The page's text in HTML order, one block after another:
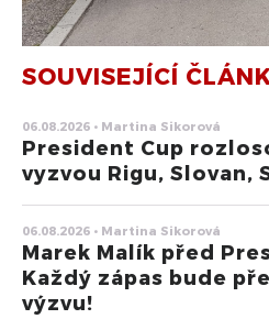
SOUVISEJÍCÍ
06.08.2026 • Martina Sikorová
President Cup
vyzvou Rigu, Slovan,
06.08.2026 • Martina Sikorová
Marek Malík před
Každý zápas bude
výzvu!